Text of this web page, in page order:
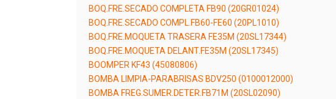
BOQ.FRE.SECADO COMPLETA FB90 (20GR01024)
BOQ.FRE.SECADO COMPL.FB60-FE60 (20PL1010)
BOQ.FRE.MOQUETA TRASERA FE35M (20SL17344)
BOQ.FRE.MOQUETA DELANT.FE35M (20SL17345)
BOOMPER KF43 (45080806)
BOMBA LIMPIA-PARABRISAS BDV250 (0100012000)
BOMBA FREG.SUMER.DETER.FB71M (20SL02090)